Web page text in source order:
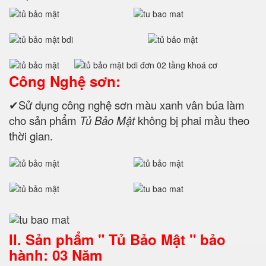
Công Nghệ sơn:
✔Sử dụng công nghệ sơn màu xanh vân búa làm
cho sản phẩm Tủ Bảo Mậtkhông bị phai mầu theo
thời gian.
II. Sản phẩm " Tủ Bảo Mật " bảo
hành: 03 Năm